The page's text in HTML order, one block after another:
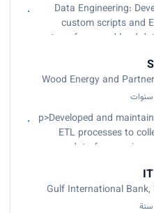
• Data Engineering:
custom scripts and
transform, and load
• Data Pipeline
optimized data
reliability,
• Infrastructure
maintained server
availability and
Wood Energy and
<p>Developed and
ETL processes to
data from
Monitored and
performance and
Gulf International Bank,